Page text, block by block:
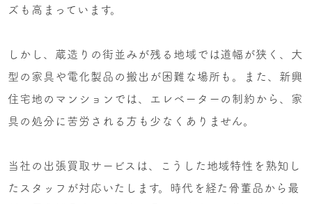
ズも高まっています。
しかし、蔵造りの街並みが残る地域では道幅が狭く、大
型の家具や電化製品の搬出が困難な場所も。また、新興
住宅地のマンションでは、エレベーターの制約から、家
具の処分に苦労される方も少なくありません。
当社の出張買取サービスは、こうした地域特性を熟知し
たスタッフが対応いたします。時代を経た骨董品から最